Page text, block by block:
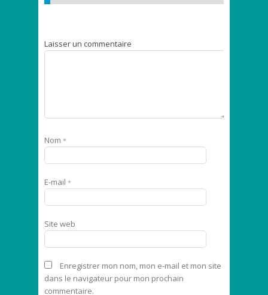
Laisser un commentaire
Nom *
E-mail *
Site web
Enregistrer mon nom, mon e-mail et mon site
dans le navigateur pour mon prochain
commentaire.